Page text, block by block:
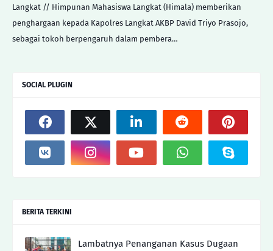
Langkat // Himpunan Mahasiswa Langkat (Himala) memberikan
penghargaan kepada Kapolres Langkat AKBP David Triyo Prasojo,
sebagai tokoh berpengaruh dalam pembera…
SOCIAL PLUGIN
BERITA TERKINI
Lambatnya Penanganan Kasus Dugaan